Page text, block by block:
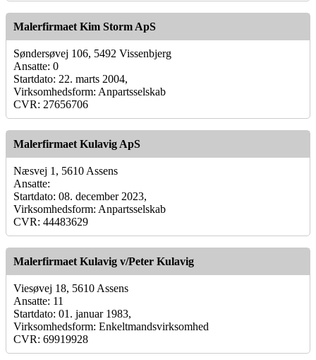
Malerfirmaet Kim Storm ApS
Søndersøvej 106, 5492 Vissenbjerg
Ansatte: 0
Startdato: 22. marts 2004,
Virksomhedsform: Anpartsselskab
CVR: 27656706
Malerfirmaet Kulavig ApS
Næsvej 1, 5610 Assens
Ansatte:
Startdato: 08. december 2023,
Virksomhedsform: Anpartsselskab
CVR: 44483629
Malerfirmaet Kulavig v/Peter Kulavig
Viesøvej 18, 5610 Assens
Ansatte: 11
Startdato: 01. januar 1983,
Virksomhedsform: Enkeltmandsvirksomhed
CVR: 69919928